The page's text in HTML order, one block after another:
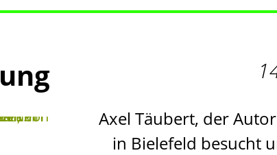
Axel Täubert, der
in Bielefeld besucht